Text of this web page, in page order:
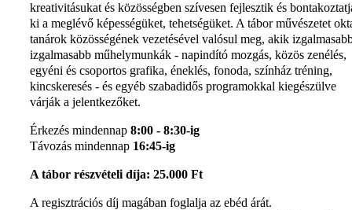
kreativitásukat és közösségben szívesen fejlesztik és
ki a meglévő képességüket, tehetségüket. A tábor művészetet
tanárok közösségének vezetésével valósul meg, akik
izgalmasabb műhelymunkák - napindító mozgás, közös zenélés,
egyéni és csoportos grafika, éneklés, fonoda, színház tréning,
kincskeresés - és egyéb szabadidős programokkal kiegészülve
várják a jelentkezőket.
Érkezés mindennap 8:00 - 8:30-ig
Távozás mindennap 16:45-ig
A tábor részvételi díja: 25.000 Ft
A regisztrációs díj magában foglalja az ebéd árát.